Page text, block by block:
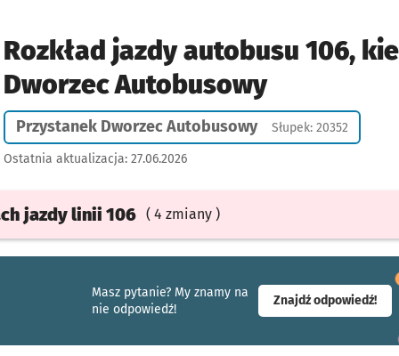
Rozkład jazdy autobusu 106,
Dworzec Autobusowy
Przystanek Dworzec Autobusowy Słupek: 20352
Ostatnia aktualizacja: 27.06.2026
jazdylinii 106 ( 4 zmiany )
Masz pytanie? My znamy na
nie odpowiedź!
Znajdź odpowiedź!-